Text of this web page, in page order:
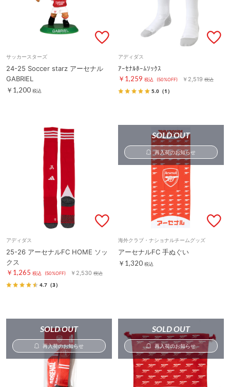
サッカースターズ
24-25 Soccer starz アーセナル
GABRIEL
￥1,200 税込
アディダス
ｱｰｾﾅﾙﾎｰﾑｿｯｸｽ
￥1,259 税込 (50%OFF) ￥2,519 税込
5.0 （1）
アディダス
25-26 アーセナルFC HOME ソッ
クス
￥1,265 税込 (50%OFF) ￥2,530 税込
4.7 （3）
SOLD OUT
再入荷のお知らせ
海外クラブ・ナショナルチームグッズ
アーセナルFC 手ぬぐい
￥1,320 税込
SOLD OUT
再入荷のお知らせ
SOLD OUT
再入荷のお知らせ